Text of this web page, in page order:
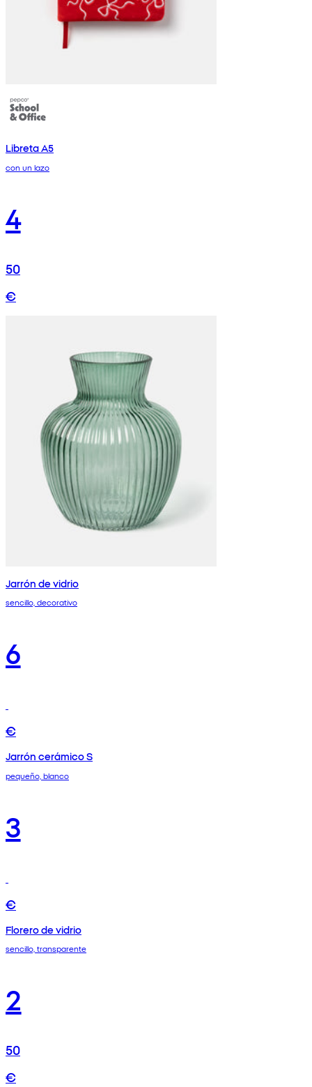
Libreta A5
con un lazo
4
50
€
Jarrón de vidrio
sencillo, decorativo
6
€
Jarrón cerámico S
pequeño, blanco
3
€
Florero de vidrio
sencillo, transparente
2
50
€